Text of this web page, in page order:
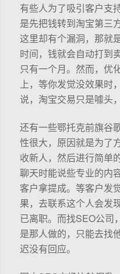
有些人为了吸引客户支
是先把钱转到淘宝第三
这里却有个漏洞，那就
时间，钱就会自动打到
只有一个月。然而，优
上，等你发觉没效果时
说，淘宝交易只是噱头
还有一些鄂托克前旗谷
性很大，原因就是为了
收新人，然后进行简单
聊天时能说些专业的内
客户拿提成。等客户发
果，去联系这个人会发
已离职。而找SEO公司
是那人做的，只能去找
迟没有回应。